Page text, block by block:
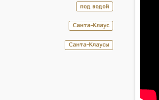
под водой
Санта-Клаус
Санта-Клаусы